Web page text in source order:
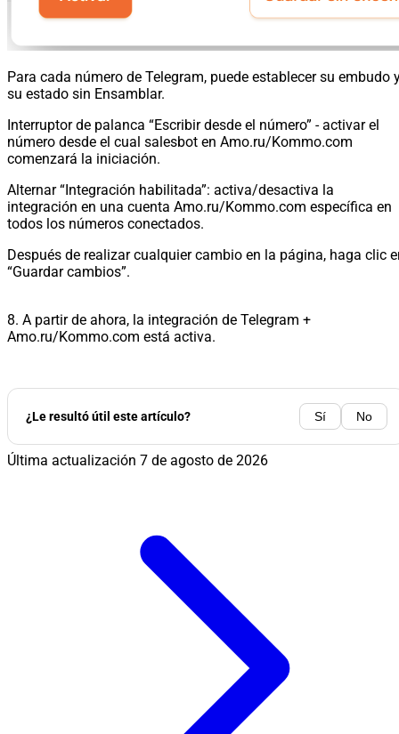
Para cada número de Telegram, puede establecer su embudo
su estado sin Ensamblar.
Interruptor de palanca “Escribir desde el número” - activar el
número desde el cual salesbot en Amo.ru/Kommo.com
comenzará la iniciación.
Alternar “Integración habilitada”: activa/desactiva la
integración en una cuenta Amo.ru/Kommo.com específica en
todos los números conectados.
Después de realizar cualquier cambio en la página, haga clic
“Guardar cambios”.
8. A partir de ahora, la integración de Telegram +
Amo.ru/Kommo.com está activa.
¿Le resultó útil este artículo? Sí No
Última actualización 7 de agosto de 2026